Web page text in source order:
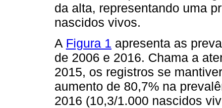
da alta, representando uma
nascidos vivos.
A Figura 1 apresenta as
de 2006 e 2016. Chama a
2015, os registros se
aumento de 80,7% na
2016 (10,3/1.000 nascidos